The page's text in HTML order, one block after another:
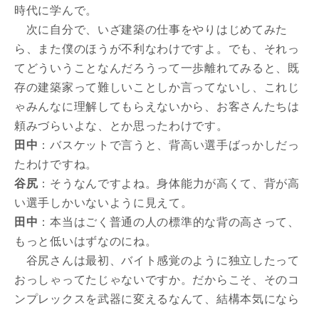
時代に学んで。
次に自分で、いざ建築の仕事をやりはじめてみた
ら、また僕のほうが不利なわけですよ。でも、それっ
てどういうことなんだろうって一歩離れてみると、既
存の建築家って難しいことしか言ってないし、これじ
ゃみんなに理解してもらえないから、お客さんたちは
頼みづらいよな、とか思ったわけです。
田中 ：バスケットで言うと、背高い選手ばっかしだっ
たわけですね。
谷尻 ：そうなんですよね。身体能力が高くて、背が高
い選手しかいないように見えて。
田中 ：本当はごく普通の人の標準的な背の高さって、
もっと低いはずなのにね。
谷尻さんは最初、バイト感覚のように独立したって
おっしゃってたじゃないですか。だからこそ、そのコ
ンプレックスを武器に変えるなんて、結構本気になら